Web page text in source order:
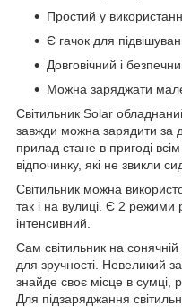
Простий у
Є гачок для
Довговічний і
Можна заряджати
Світильник Solar
завжди можна зарядити за
прилад стане в пригоді
відпочинку, які не звикли
Світильник можна
так і на вулиці. Є 2 режими
інтенсивний.
Сам світильник на сонячній
для зручності. Невеликий
знайде своє місце в сумці,
Для підзаряджання